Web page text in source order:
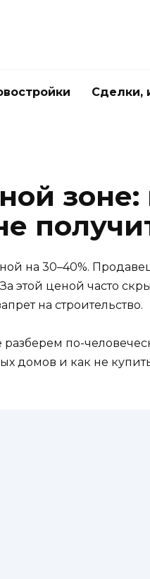
Сделки,
на 30–40%. Продавец
этой ценой часто
на строительство.
по-
домов и как не